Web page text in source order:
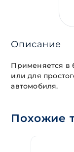
Описание
Применяется в
или для
автомобиля.
Похожие